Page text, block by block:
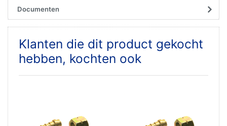
Documenten
Klanten die dit product gekocht
hebben, kochten ook